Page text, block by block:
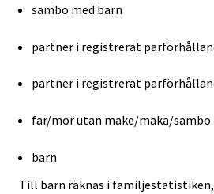
sambo med barn
partner i registrerat
partner i registrerat
far/mor utan make/maka/sambo
barn
Till barn räknas i familjestatistiken,